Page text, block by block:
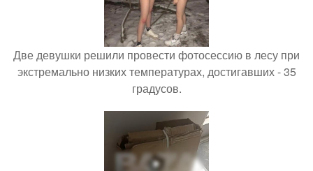
Две девушки решили провести фотосессию в лесу при
экстремально низких температурах, достигавших - 35
градусов.